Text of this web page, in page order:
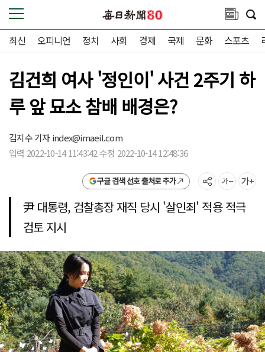
최신 오피니언 정치 사회 경제 국제 문화 스포츠
김건희 여사 '정인이' 사건 2주기 하
루 앞 묘소 참배 배경은?
김지수 기자index@imaeil.com
입력 2022-10-14 11:43:42 수정 2022-10-14 12:48:36
구글 검색 선호 출처로 추가
尹 대통령, 검찰총장 재직 당시 '살인죄' 적용 적극
검토 지시